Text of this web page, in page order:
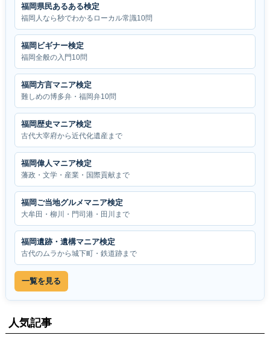
福岡県民あるある検定
福岡人なら秒でわかるローカル常識10問
福岡ビギナー検定
福岡全般の入門10問
福岡方言マニア検定
難しめの博多弁・福岡弁10問
福岡歴史マニア検定
古代大宰府から近代化遺産まで
福岡偉人マニア検定
藩政・文学・産業・国際貢献まで
福岡ご当地グルメマニア検定
大牟田・柳川・門司港・田川まで
福岡遺跡・遺構マニア検定
古代のムラから城下町・鉄道跡まで
一覧を見る
人気記事